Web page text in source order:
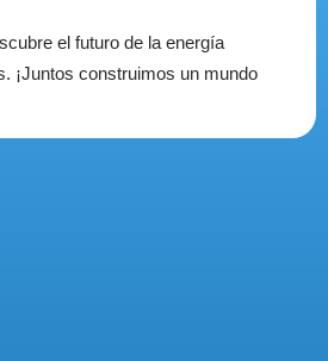
el futuro de la energía
¡Juntos construimos un mundo